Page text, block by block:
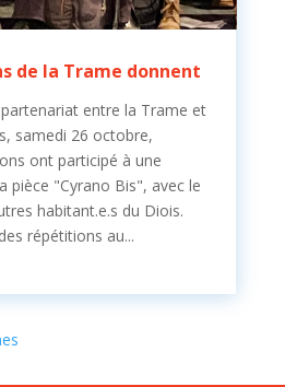
de la Trame donnent
entre la Trame et
samedi 26 octobre,
ont participé à une
pièce "Cyrano Bis", avec le
habitant.e.s du Diois.
répétitions au...